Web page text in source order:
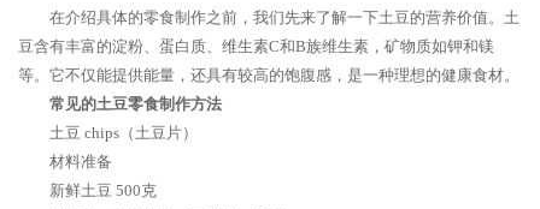
在介绍具体的零食制作之前，我们先来了解一下土豆的营养价值。土
豆含有丰富的淀粉、蛋白质、维生素C和B族维生素，矿物质如钾和镁
等。它不仅能提供能量，还具有较高的饱腹感，是一种理想的健康食材。
常见的土豆零食制作方法
土豆 chips（土豆片）
材料准备
新鲜土豆 500克